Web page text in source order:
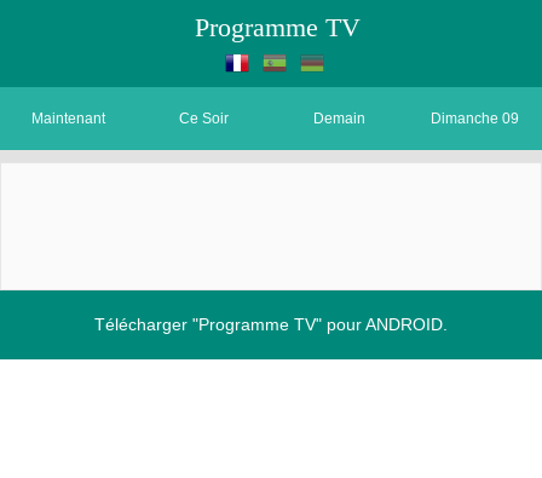
Programme TV
Maintenant Ce Soir Demain Dimanche 09
Télécharger "Programme TV" pour ANDROID.